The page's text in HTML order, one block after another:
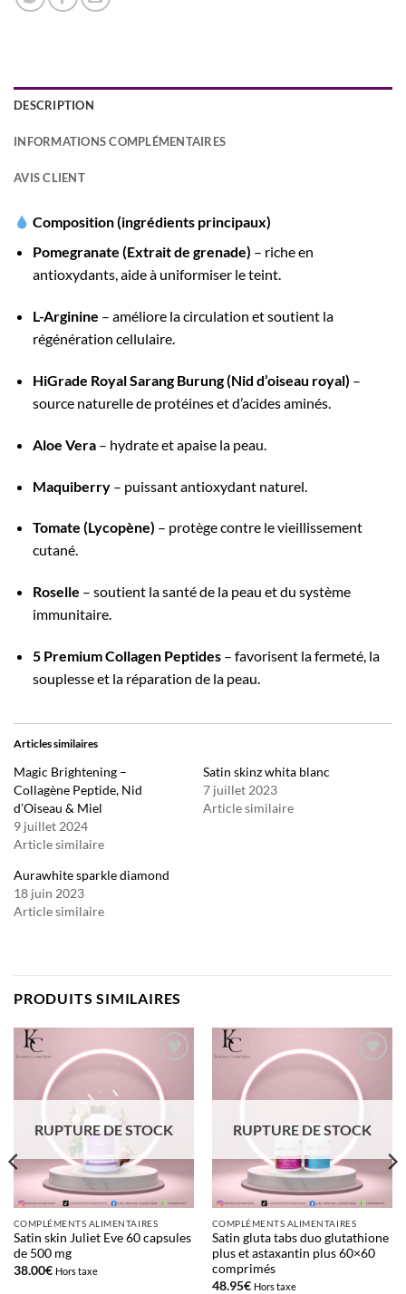
DESCRIPTION
INFORMATIONS COMPLÉMENTAIRES
AVIS CLIENT
Composition (ingrédients principaux)
Pomegranate (Extrait de grenade) – riche en
antioxydants, aide à uniformiser le teint.
L-Arginine – améliore la circulation et soutient la
régénération cellulaire.
HiGrade Royal Sarang Burung (Nid d’oiseau royal) –
source naturelle de protéines et d’acides aminés.
Aloe Vera– hydrate et apaise la peau.
Maquiberry– puissant antioxydant naturel.
Tomate (Lycopène) – protège contre le vieillissement
cutané.
Roselle – soutient la santé de la peau et du système
immunitaire.
5 Premium Collagen Peptides– favorisent la fermeté, la
souplesse et la réparation de la peau.
Articles similaires
Magic Brightening –
Collagène Peptide, Nid
d’Oiseau & Miel
9 juillet 2024
Article similaire
Satin skinz whita blanc
7 juillet 2023
Article similaire
Aurawhite sparkle diamond
18 juin 2023
Article similaire
PRODUITS SIMILAIRES
Ajouter
à la liste
d’envies
RUPTURE DE STOCK
COMPLÉMENTS ALIMENTAIRES
Satin skin Juliet Eve 60 capsules
de 500 mg
38.00€ Hors taxe
Ajouter
à la liste
d’envies
RUPTURE DE STOCK
COMPLÉMENTS ALIMENTAIRES
Satin gluta tabs duo glutathione
plus et astaxantin plus 60×60
comprimés
48.95€ Hors taxe